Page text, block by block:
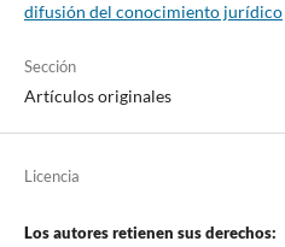
difusión del conocimiento jurídico
Sección
Artículos originales
Licencia
Los autores retienen sus derechos: